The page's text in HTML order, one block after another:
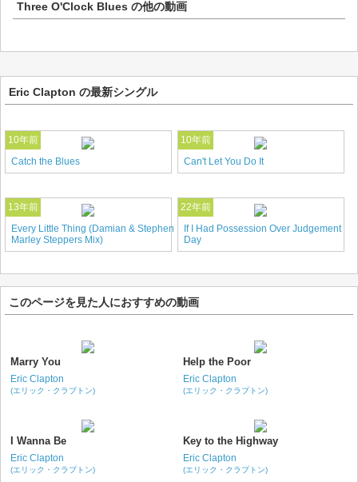
Three O'Clock Blues の他の動画
Eric Clapton の最新シングル
10年前
Catch the Blues
10年前
Can't Let You Do It
13年前
Every Little Thing (Damian & Stephen
Marley Steppers Mix)
22年前
If I Had Possession Over Judgement
Day
このページを見た人におすすめの動画
Marry You
Eric Clapton
(エリック・クラプトン)
Help the Poor
Eric Clapton
(エリック・クラプトン)
I Wanna Be
Eric Clapton
(エリック・クラプトン)
Key to the Highway
Eric Clapton
(エリック・クラプトン)